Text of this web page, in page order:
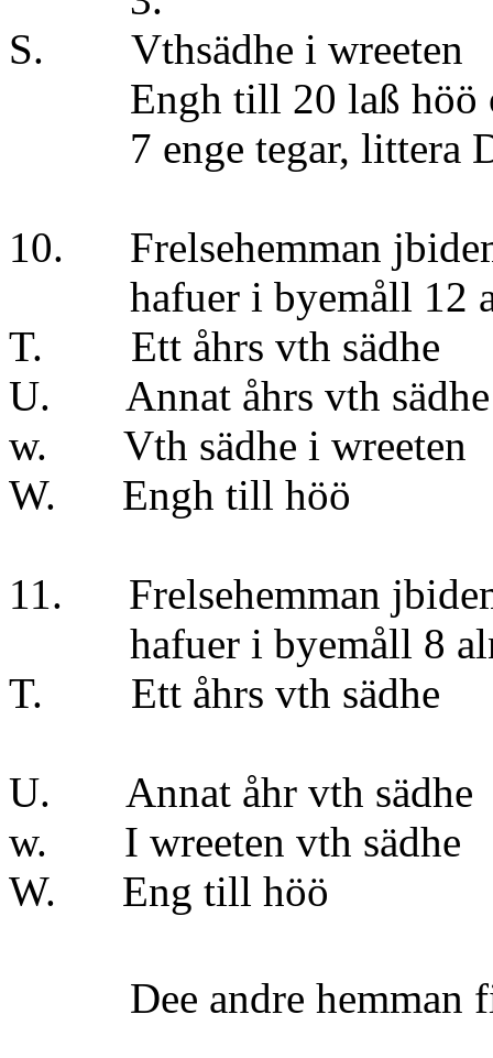
S. Vthsädhe i
Engh till 20 laß höö
7 enge tegar,
10. Frelsehemman
hafuer i byemåll 12
T. Ett åhrs vth sädhe
U. Annat åhrs
w. Vth sädhe i
W. Engh till
11. Frelsehemman
hafuer i byemåll 8
T. Ett åhrs vth sädhe
U. Annat åhr
w. I wreeten
W. Eng till
Dee andre hemman